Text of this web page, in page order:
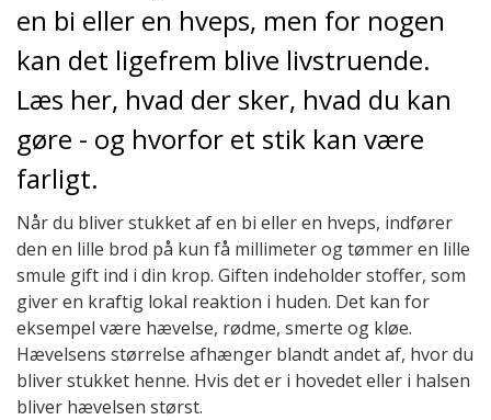
en bi eller en hveps, men for nogen
kan det ligefrem blive livstruende.
Læs her, hvad der sker, hvad du kan
gøre - og hvorfor et stik kan være
farligt.
Når du bliver stukket af en bi eller en hveps, indfører
den en lille brod på kun få millimeter og tømmer en lille
smule gift ind i din krop. Giften indeholder stoffer, som
giver en kraftig lokal reaktion i huden. Det kan for
eksempel være hævelse, rødme, smerte og kløe.
Hævelsens størrelse afhænger blandt andet af, hvor du
bliver stukket henne. Hvis det er i hovedet eller i halsen
bliver hævelsen størst.